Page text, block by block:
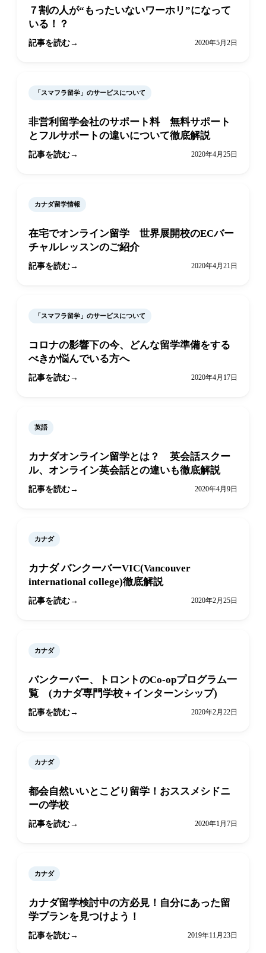
７割の人が“もったいないワーホリ”になって
いる！？
記事を読む 2020年5月2日
「スマフラ留学」のサービスについて
非営利留学会社のサポート料 無料サポート
とフルサポートの違いについて徹底解説
記事を読む 2020年4月25日
カナダ留学情報
在宅でオンライン留学 世界展開校のECバー
チャルレッスンのご紹介
記事を読む 2020年4月21日
「スマフラ留学」のサービスについて
コロナの影響下の今、どんな留学準備をする
べきか悩んでいる方へ
記事を読む 2020年4月17日
英語
カナダオンライン留学とは？ 英会話スクー
ル、オンライン英会話との違いも徹底解説
記事を読む 2020年4月9日
カナダ
カナダ バンクーバーVIC(Vancouver
international college)徹底解説
記事を読む 2020年2月25日
カナダ
バンクーバー、トロントのCo-opプログラム一
覧 (カナダ専門学校＋インターンシップ)
記事を読む 2020年2月22日
カナダ
都会自然いいとこどり留学！おススメシドニ
ーの学校
記事を読む 2020年1月7日
カナダ
カナダ留学検討中の方必見！自分にあった留
学プランを見つけよう！
記事を読む 2019年11月23日